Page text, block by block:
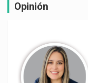
Opinión